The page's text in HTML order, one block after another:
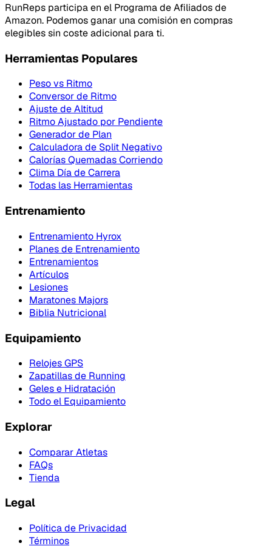
RunReps participa en el Programa de Afiliados de
Amazon. Podemos ganar una comisión en compras
elegibles sin coste adicional para ti.
Herramientas Populares
Peso vs Ritmo
Conversor de Ritmo
Ajuste de Altitud
Ritmo Ajustado por Pendiente
Generador de Plan
Calculadora de Split Negativo
Calorías Quemadas Corriendo
Clima Día de Carrera
Todas las Herramientas
Entrenamiento
Entrenamiento Hyrox
Planes de Entrenamiento
Entrenamientos
Artículos
Lesiones
Maratones Majors
Biblia Nutricional
Equipamiento
Relojes GPS
Zapatillas de Running
Geles e Hidratación
Todo el Equipamiento
Explorar
Comparar Atletas
FAQs
Tienda
Legal
Política de Privacidad
Términos